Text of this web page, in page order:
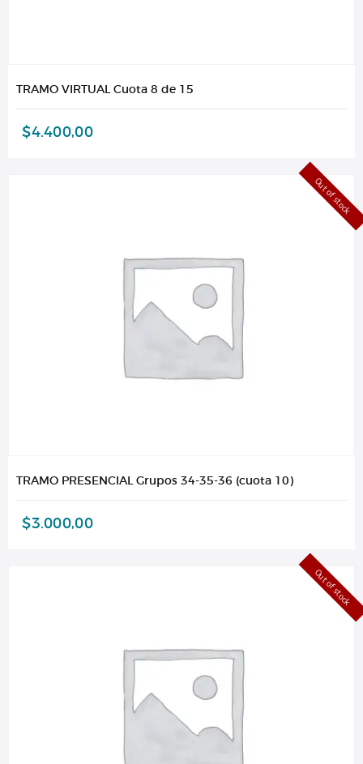
TRAMO VIRTUAL Cuota 8 de 15
$4.400,00
Out of stock
TRAMO PRESENCIAL Grupos 34-35-36 (cuota 10)
$3.000,00
Out of stock